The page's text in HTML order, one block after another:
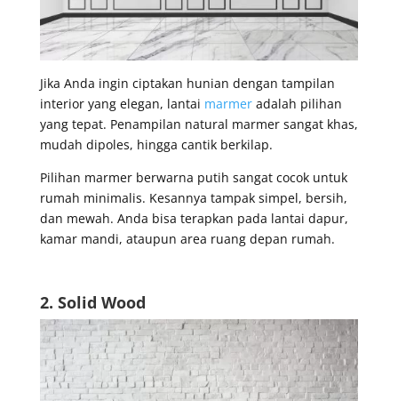
Jika Anda ingin ciptakan hunian dengan tampilan
interior yang elegan, lantai marmeradalah pilihan
yang tepat. Penampilan natural marmer sangat khas,
mudah dipoles, hingga cantik berkilap.
Pilihan marmer berwarna putih sangat cocok untuk
rumah minimalis. Kesannya tampak simpel, bersih,
dan mewah. Anda bisa terapkan pada lantai dapur,
kamar mandi, ataupun area ruang depan rumah.
2. Solid Wood